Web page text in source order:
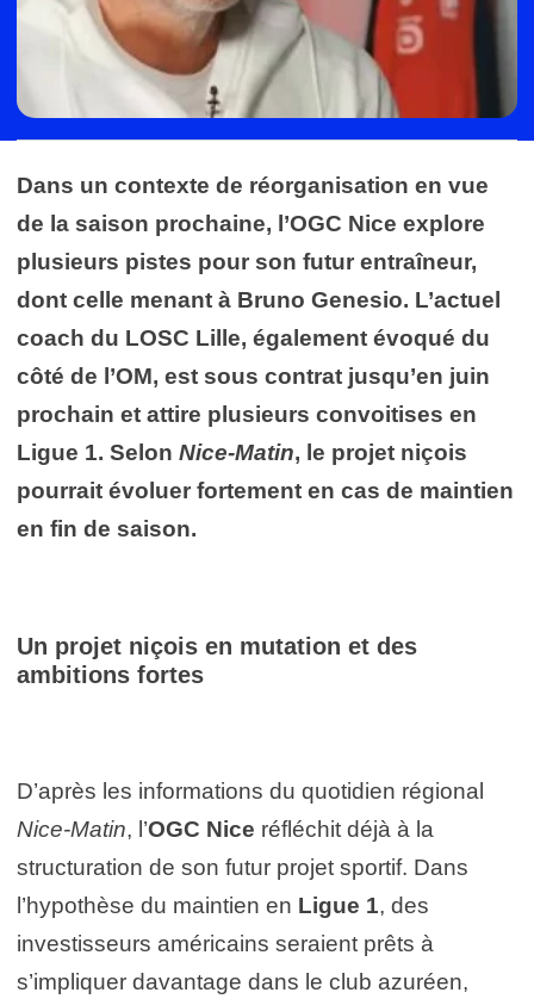
Dans un contexte de réorganisation en vue
de la saison prochaine, l’OGC Nice explore
plusieurs pistes pour son futur entraîneur,
dont celle menant à Bruno Genesio. L’actuel
coach du LOSC Lille, également évoqué du
côté de l’OM, est sous contrat jusqu’en juin
prochain et attire plusieurs convoitises en
Ligue 1. Selon Nice-Matin, le projet niçois
pourrait évoluer fortement en cas de maintien
en fin de saison.
Un projet niçois en mutation et des
ambitions fortes
D’après les informations du quotidien régional
Nice-Matin, l’OGC Nice réfléchit déjà à la
structuration de son futur projet sportif. Dans
l’hypothèse du maintien en Ligue 1, des
investisseurs américains seraient prêts à
s’impliquer davantage dans le club azuréen,